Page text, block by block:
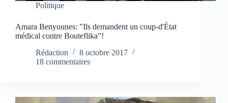
Politique
Amara Benyounes: "Ils demandent un coup-d'État
médical contre Bouteflika"!
Rédaction
8 octobre 2017
18 commentaires